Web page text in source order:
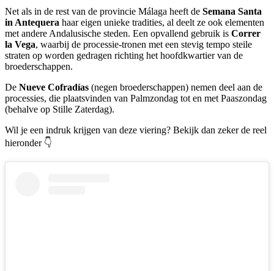
Net als in de rest van de provincie Málaga heeft de Semana Santa
in Antequera haar eigen unieke tradities, al deelt ze ook elementen
met andere Andalusische steden. Een opvallend gebruik is Correr
la Vega, waarbij de processie-tronen met een stevig tempo steile
straten op worden gedragen richting het hoofdkwartier van de
broederschappen.
De Nueve Cofradías (negen broederschappen) nemen deel aan de
processies, die plaatsvinden van Palmzondag tot en met Paaszondag
(behalve op Stille Zaterdag).
Wil je een indruk krijgen van deze viering? Bekijk dan zeker de reel
hieronder 👇